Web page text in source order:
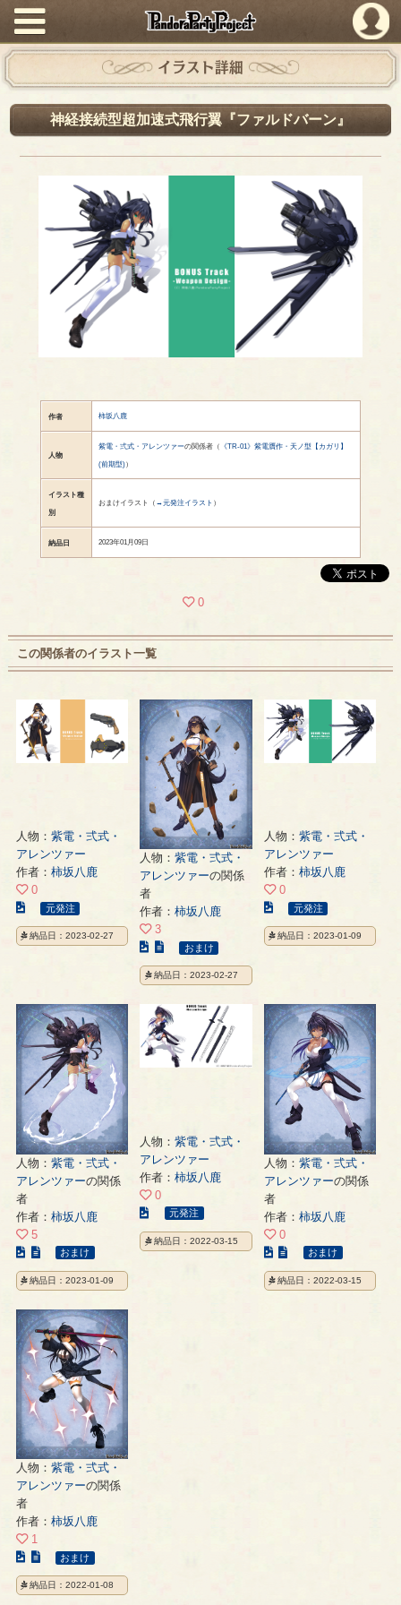
PandoraPartyProject
イラスト詳細
神経接続型超加速式飛行翼『ファルドバーン』
作者 柿坂八鹿
人物
紫電・弍式・アレンツァーの関係者（ 《TR-01》紫電贋作・天ノ型【カガリ】
(前期型)）
イラスト種
別
おまけイラスト（ →元発注イラスト ）
納品日 2023年01月09日
0
この関係者のイラスト一覧
人物： 紫電・弍式・
アレンツァー
作者： 柿坂八鹿
0
こ
の
イ
の
ペ
ー
ジ
元発注
納品日：2023-02-27
人物：紫電・弍式・
アレンツァーの関係
者
作者：柿坂八鹿
3
こ
の
イ
ス
ト
の
ペ
おまけ
納品日：2023-02-27
人物： 紫電・弍式・
アレンツァー
作者： 柿坂八鹿
0
こ
の
イ
の
ペ
ジ
元発注
納品日：2023-01-09
人物： 紫電・弍式・
アレンツァーの関係
者
作者： 柿坂八鹿
5
こ
の
イ
ス
ト
の
ペ
ー
ジ
おまけ
納品日：2023-01-09
人物：紫電・弍式・
アレンツァー
作者：柿坂八鹿
0
こ
の
イ
元発注
納品日：2022-03-15
人物： 紫電・弍式・
アレンツァーの関係
者
作者： 柿坂八鹿
0
こ
の
イ
おまけ
納品日：2022-03-15
人物： 紫電・弍式・
アレンツァーの関係
者
作者： 柿坂八鹿
1
こ
の
イ
おまけ
納品日：2022-01-08